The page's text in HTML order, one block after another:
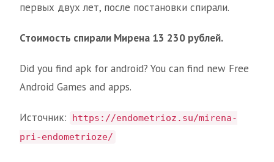
первых двух лет, после постановки спирали.
Стоимость спирали Мирена 13 230 рублей.
Did you find apk for android? You can find new Free
Android Games and apps.
Источник:
https://endometrioz.su/mirena-
pri-endometrioze/